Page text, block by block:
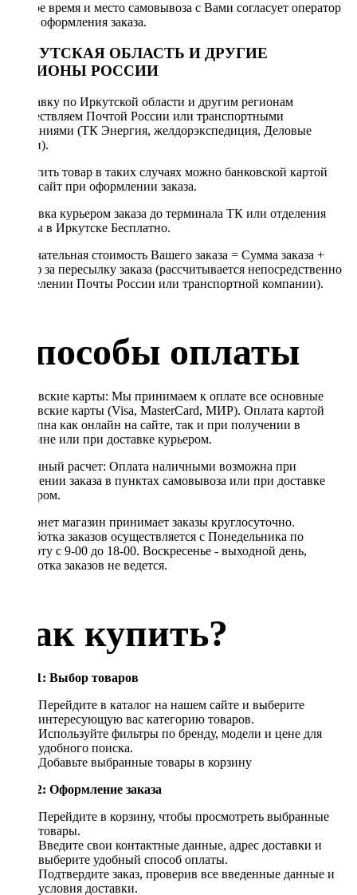
Точное время и место самовывоза с Вами согласует оператор
после оформления заказа.
ИРКУТСКАЯ ОБЛАСТЬ И ДРУГИЕ
РЕГИОНЫ РОССИИ
Отправку по Иркутской области и другим регионам
осуществляем Почтой России или транспортными
компаниями (ТК Энергия, желдорэкспедиция, Деловые
линии).
Оплатить товар в таких случаях можно банковской картой
через сайт при оформлении заказа.
Доставка курьером заказа до терминала ТК или отделения
Почты в Иркутске Бесплатно.
Окончательная стоимость Вашего заказа = Сумма заказа +
Тариф за пересылку заказа (рассчитывается непосредственно
в отделении Почты России или транспортной компании).
Способы оплаты
Банковские карты: Мы принимаем к оплате все основные
банковские карты (Visa, MasterCard, МИР). Оплата картой
доступна как онлайн на сайте, так и при получении в
магазине или при доставке курьером.
Наличный расчет: Оплата наличными возможна при
получении заказа в пунктах самовывоза или при доставке
курьером.
Интернет магазин принимает заказы круглосуточно.
Обработка заказов осуществляется с Понедельника по
Субботу с 9-00 до 18-00. Воскресенье - выходной день,
обработка заказов не ведется.
Как купить?
Шаг 1: Выбор товаров
Перейдите в каталог на нашем сайте и выберите
интересующую вас категорию товаров.
Используйте фильтры по бренду, модели и цене для
удобного поиска.
Добавьте выбранные товары в корзину
Шаг 2: Оформление заказа
Перейдите в корзину, чтобы просмотреть выбранные
товары.
Введите свои контактные данные, адрес доставки и
выберите удобный способ оплаты.
Подтвердите заказ, проверив все введенные данные и
условия доставки.